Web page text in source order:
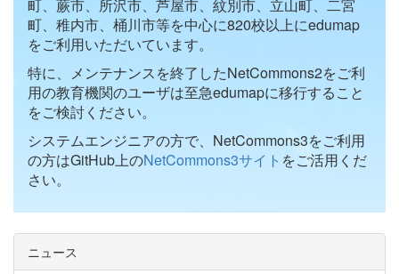
町、蕨市、所沢市、芦屋市、紋別市、立山町、二宮
町、稚内市、桶川市等を中心に820校以上にedumap
をご利用いただいています。
特に、メンテナンスを終了したNetCommons2をご利
用の教育機関のユーザは至急edumapに移行すること
をご検討ください。
システムエンジニアの方で、NetCommons3をご利用
の方はGitHub上のNetCommons3サイト をご活用くだ
さい。
ニュース